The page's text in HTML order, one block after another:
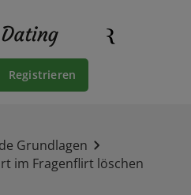
Registrieren
Grundlagen
im Fragenflirt löschen